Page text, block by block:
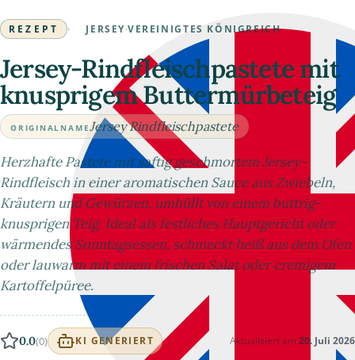
REZEPT · JERSEY·VEREINIGTES KÖNIGREICH
Jersey-Rindfleischpastete mit
knusprigem Buttermürbeteig
ORIGINALNAMEJersey Rindfleischpastete
Herzhafte Pastete mit saftig geschmortem Jersey-
Rindfleisch in einer aromatischen Sauce aus Zwiebeln,
Kräutern und Gewürzen, umhüllt von einem buttrig-
knusprigen Teig. Ideal als festliches Hauptgericht oder
wärmendes Sonntagsessen, schmeckt heiß aus dem Ofen
oder lauwarm mit einem frischen Salat oder cremigem
Kartoffelpüree.
0.0(0) KI GENERIERT Aktualisiert am 20. Juli 2026